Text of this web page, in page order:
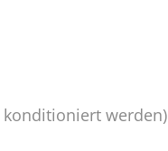
werden)